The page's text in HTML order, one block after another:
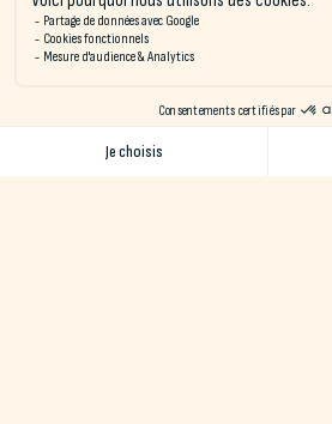
offriront une expérience variée, entre
des kite-surfeurs, Naéco Erdeven est